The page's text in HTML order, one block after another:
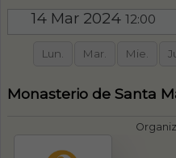
14 Mar 202412:00
Lun. Mar. Mie.
Monasterio de Santa